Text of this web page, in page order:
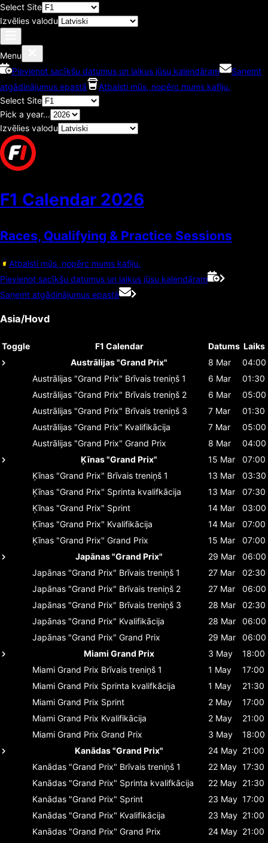
Select Site
Izvēlies valodu
Menu
Pievienot sacīkšu datumus un laikus jūsu kalendāram
Saņemt
atgādinājumus epastā
Atbalsti mūs, nopērc mums kafiju.
Select Site
Pick a year...
Izvēlies valodu
F1 Calendar 2026
Races, Qualifying & Practice Sessions
Atbalsti mūs, nopērc mums kafiju.
Pievienot sacīkšu datumus un laikus jūsu kalendāram
Saņemt atgādinājumus epastā
Asia/Hovd
Toggle F1 Calendar Datums Laiks
Austrālijas "Grand Prix"
8 Mar
04:00
Austrālijas "Grand Prix" Brīvais treniņš 1 6 Mar
01:30
Austrālijas "Grand Prix" Brīvais treniņš 2 6 Mar
05:00
Austrālijas "Grand Prix" Brīvais treniņš 3 7 Mar
01:30
Austrālijas "Grand Prix" Kvalifikācija 7 Mar
05:00
Austrālijas "Grand Prix" Grand Prix 8 Mar
04:00
Ķīnas "Grand Prix"
15 Mar
07:00
Ķīnas "Grand Prix" Brīvais treniņš 1 13 Mar
03:30
Ķīnas "Grand Prix" Sprinta kvalifkācija 13 Mar
07:30
Ķīnas "Grand Prix" Sprint 14 Mar
03:00
Ķīnas "Grand Prix" Kvalifikācija 14 Mar
07:00
Ķīnas "Grand Prix" Grand Prix 15 Mar
07:00
Japānas "Grand Prix"
29 Mar
06:00
Japānas "Grand Prix" Brīvais treniņš 1 27 Mar
02:30
Japānas "Grand Prix" Brīvais treniņš 2 27 Mar
06:00
Japānas "Grand Prix" Brīvais treniņš 3 28 Mar
02:30
Japānas "Grand Prix" Kvalifikācija 28 Mar
06:00
Japānas "Grand Prix" Grand Prix 29 Mar
06:00
Miami Grand Prix
3 May
18:00
Miami Grand Prix Brīvais treniņš 1 1 May
17:00
Miami Grand Prix Sprinta kvalifkācija 1 May
21:30
Miami Grand Prix Sprint 2 May
17:00
Miami Grand Prix Kvalifikācija 2 May
21:00
Miami Grand Prix Grand Prix 3 May
18:00
Kanādas "Grand Prix"
24 May 21:00
Kanādas "Grand Prix" Brīvais treniņš 1 22 May 17:30
Kanādas "Grand Prix" Sprinta kvalifkācija 22 May 21:30
Kanādas "Grand Prix" Sprint 23 May 17:00
Kanādas "Grand Prix" Kvalifikācija 23 May 21:00
Kanādas "Grand Prix" Grand Prix 24 May 21:00